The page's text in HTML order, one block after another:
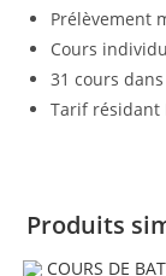
Prélèvement
Cours
31 cours
Tarif résidant
Produits